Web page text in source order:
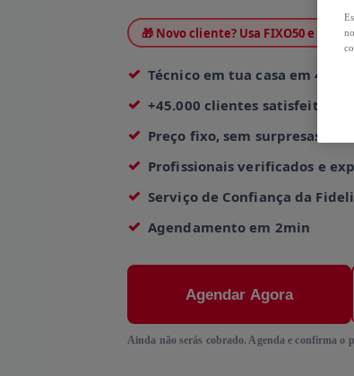
🎁 Novo cliente? Usa FIXO50 e paga
Técnico em tua casa em 4h
+45.000 clientes satisfeitos
Preço fixo, sem surpresas
Profissionais verificados e
Serviço de Confiança da
Agendamento em 2min
Agendar Agora
Ainda não serás cobrado. Agenda e confirma o